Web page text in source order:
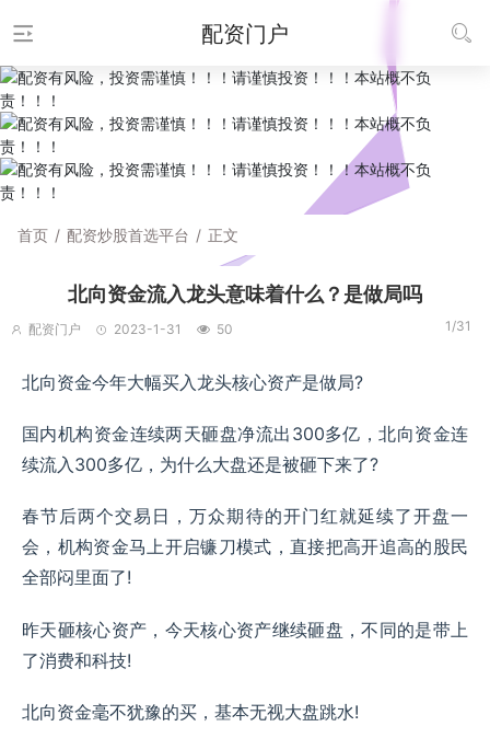
配资门户
首页 / 配资炒股首选平台 / 正文
北向资金流入龙头意味着什么？是做局吗
配资门户 2023-1-31 50 1/31
北向资金今年大幅买入龙头核心资产是做局?
国内机构资金连续两天砸盘净流出300多亿，北向资金连
续流入300多亿，为什么大盘还是被砸下来了?
春节后两个交易日，万众期待的开门红就延续了开盘一
会，机构资金马上开启镰刀模式，直接把高开追高的股民
全部闷里面了!
昨天砸核心资产，今天核心资产继续砸盘，不同的是带上
了消费和科技!
北向资金毫不犹豫的买，基本无视大盘跳水!